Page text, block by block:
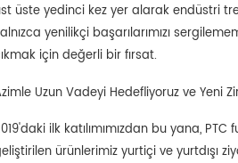
üste yedinci kez yer alarak endüstri
yenilikçi başarılarımızı
için değerli bir fırsat.
Uzun Vadeyi Hedefliyoruz ve Yeni
ilk katılımımızdan bu yana,
ürünlerimiz yurtiçi ve yurtdışı